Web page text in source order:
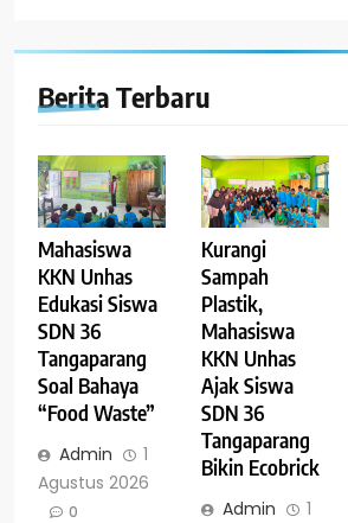
Berita Terbaru
Mahasiswa
KKN Unhas
Edukasi Siswa
SDN 36
Tangaparang
Soal Bahaya
“Food Waste”
Admin
1
Agustus 2026
0
Kurangi
Sampah
Plastik,
Mahasiswa
KKN Unhas
Ajak Siswa
SDN 36
Tangaparang
Bikin Ecobrick
Admin
1